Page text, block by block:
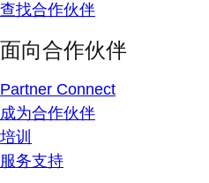
查找合作伙伴
面向合作伙伴
Partner Connect
成为合作伙伴
培训
服务支持